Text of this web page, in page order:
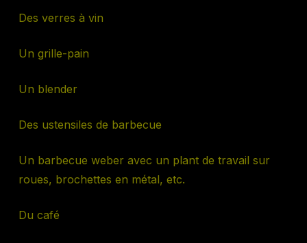
Des verres à vin
Un grille-pain
Un blender
Des ustensiles de barbecue
Un barbecue weber avec un plant de travail sur
roues, brochettes en métal, etc.
Du café